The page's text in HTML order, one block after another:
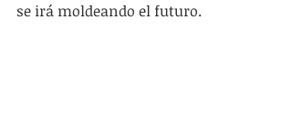
se irá moldeando el futuro.